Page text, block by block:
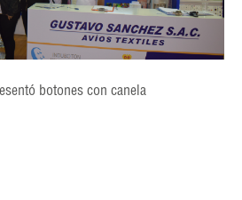
botones con canela